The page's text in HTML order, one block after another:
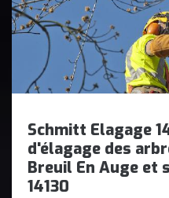
Schmitt Elagage
d'élagage des
Breuil En Auge et
14130